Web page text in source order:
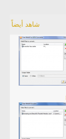
شاهد أيضاً